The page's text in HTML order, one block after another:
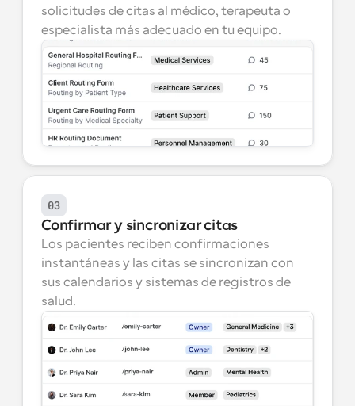
solicitudes de citas al médico, terapeuta o
especialista más adecuado en tu equipo.
03
Confirmar y sincronizar citas
Los pacientes reciben confirmaciones
instantáneas y las citas se sincronizan con
sus calendarios y sistemas de registros de
salud.